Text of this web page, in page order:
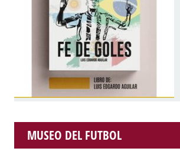
MUSEO DEL FUTBOL